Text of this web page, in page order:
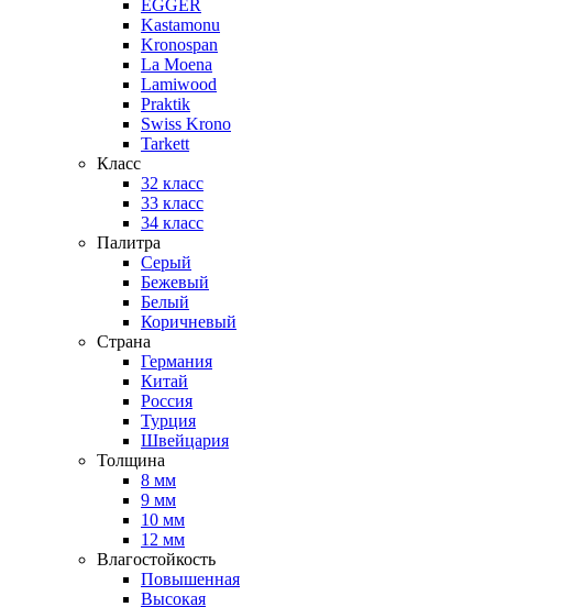
EGGER
Kastamonu
Kronospan
La Moena
Lamiwood
Praktik
Swiss Krono
Tarkett
Класс
32 класс
33 класс
34 класс
Палитра
Серый
Бежевый
Белый
Коричневый
Страна
Германия
Китай
Россия
Турция
Швейцария
Толщина
8 мм
9 мм
10 мм
12 мм
Влагостойкость
Повышенная
Высокая